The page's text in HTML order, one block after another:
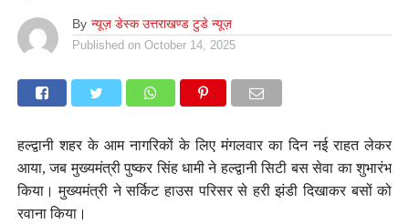
By न्यूज़ डेस्क उत्तराखण्ड टुडे न्यूज़
Published on October 14, 2025
हल्द्वानी शहर के आम नागरिकों के लिए मंगलवार का दिन नई राहत लेकर
आया, जब मुख्यमंत्री पुष्कर सिंह धामी ने हल्द्वानी सिटी बस सेवा का शुभारंभ
किया। मुख्यमंत्री ने सर्किट हाउस परिसर से हरी झंडी दिखाकर बसों को
रवाना किया।